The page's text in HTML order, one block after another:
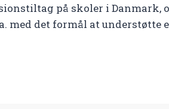
på skoler i Danmark,
med det formål at